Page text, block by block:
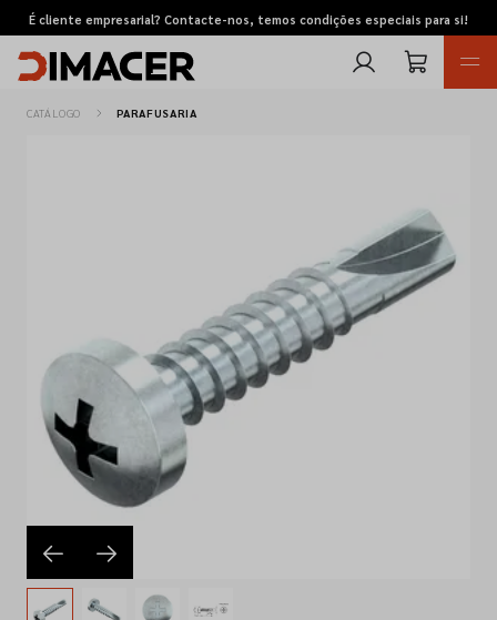
É cliente empresarial? Contacte-nos, temos condições especiais para si!
Pedidos de cotação
Marcas
Favoritos
Empresa
Contactos
CATÁLOGO PARAFUSARIA